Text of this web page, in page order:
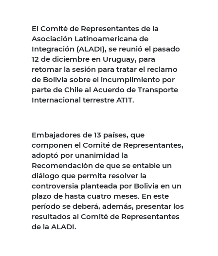
El Comité de Representantes de la
Asociación Latinoamericana de
Integración (ALADI), se reunió el pasado
12 de diciembre en Uruguay, para
retomar la sesión para tratar el reclamo
de Bolivia sobre el incumplimiento por
parte de Chile al Acuerdo de Transporte
Internacional terrestre ATIT.
Embajadores de 13 países, que
componen el Comité de Representantes,
adoptó por unanimidad la
Recomendación de que se entable un
diálogo que permita resolver la
controversia planteada por Bolivia en un
plazo de hasta cuatro meses. En este
período se deberá, además, presentar los
resultados al Comité de Representantes
de la ALADI.